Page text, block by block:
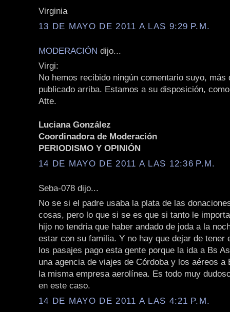
Virginia
13 DE MAYO DE 2011 A LAS 9:29 P.M.
MODERACIÓN dijo...
Virgi:
No hemos recibido ningún comentario suyo, más
publicado arriba. Estamos a su disposición,
Atte.
Luciana González
Coordinadora de Moderación
PERIODISMO Y OPINIÓN
14 DE MAYO DE 2011 A LAS 12:36 P.M.
Seba-078 dijo...
No se si el padre usaba la plata de las
cosas, pero lo que si se es que si tanto le
hijo no tendria que haber andado de joda a la
estar con su familia. Y no hay que dejar de tener
los pasajes pago esta gente porque la ida a Bs
una agencia de viajes de Córdoba y los aéreos a
la misma empresa aerolínea. Es todo muy
en este caso.
14 DE MAYO DE 2011 A LAS 4:21 P.M.